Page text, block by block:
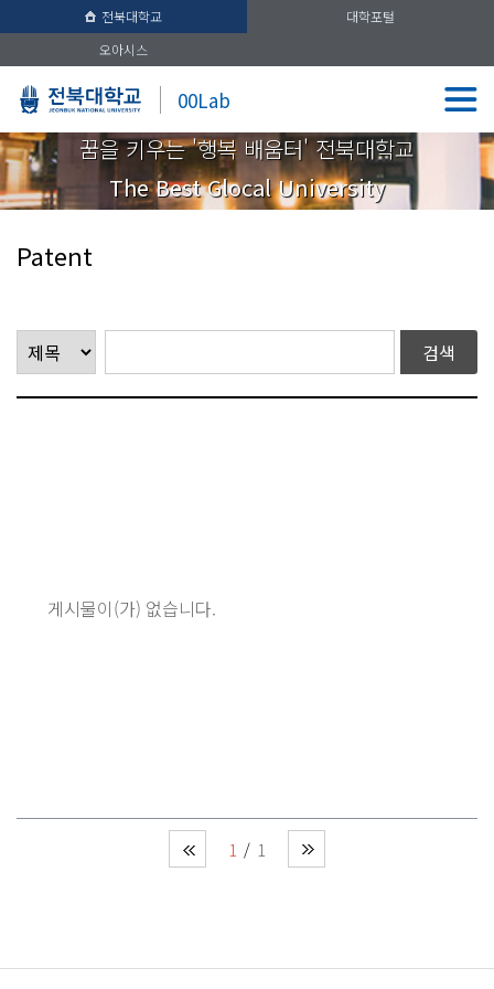
전북대학교
대학포털
오아시스
00Lab
꿈을 키우는 '행복 배움터' 전북대학교
The Best Glocal University
Patent
게시물이(가) 없습니다.
1 1